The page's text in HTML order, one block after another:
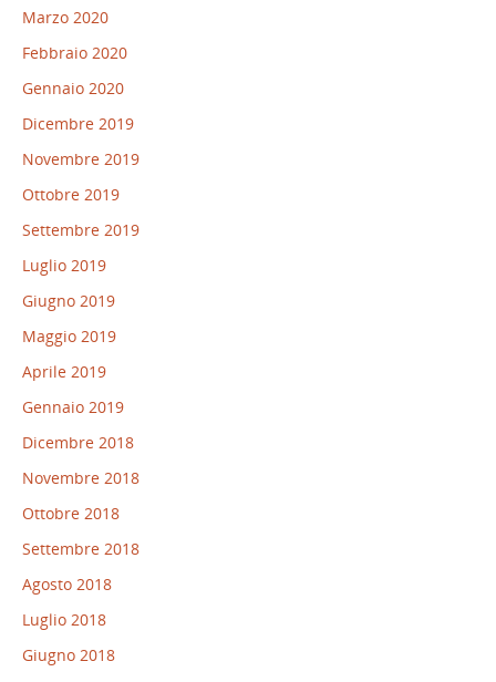
Marzo 2020
Febbraio 2020
Gennaio 2020
Dicembre 2019
Novembre 2019
Ottobre 2019
Settembre 2019
Luglio 2019
Giugno 2019
Maggio 2019
Aprile 2019
Gennaio 2019
Dicembre 2018
Novembre 2018
Ottobre 2018
Settembre 2018
Agosto 2018
Luglio 2018
Giugno 2018